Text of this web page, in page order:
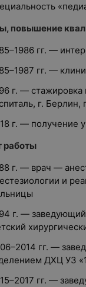
повышение
гг. —
гг. —
г. — стажировка
г.
г. — получение
работы
г. — врач —
и
г. — заведующий
гг. —
ДХЦ УЗ
гг. —